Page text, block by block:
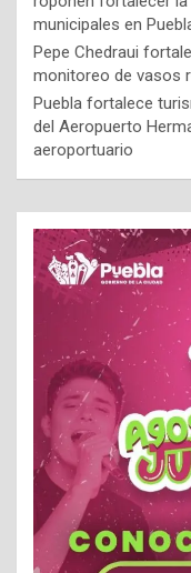
municipales en
Pepe Chedraui
monitoreo de vasos
Puebla fortalece
del Aeropuerto
aeroportuario